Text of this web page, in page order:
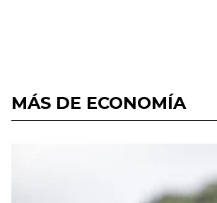
MÁS DE ECONOMÍA